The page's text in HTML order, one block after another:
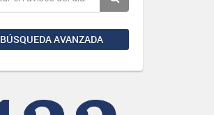
BÚSQUEDA AVANZADA